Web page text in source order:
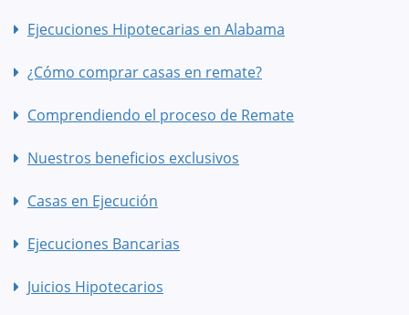
Ejecuciones Hipotecarias en Alabama
¿Cómo comprar casas en remate?
Comprendiendo el proceso de Remate
Nuestros beneficios exclusivos
Casas en Ejecución
Ejecuciones Bancarias
Juicios Hipotecarios